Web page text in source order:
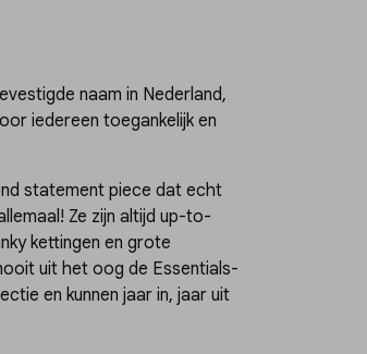
naam in Nederland,
iedereen toegankelijk en
statement piece dat echt
Ze zijn altijd up-to-
kettingen en grote
uit het oog de Essentials-
en kunnen jaar in, jaar uit